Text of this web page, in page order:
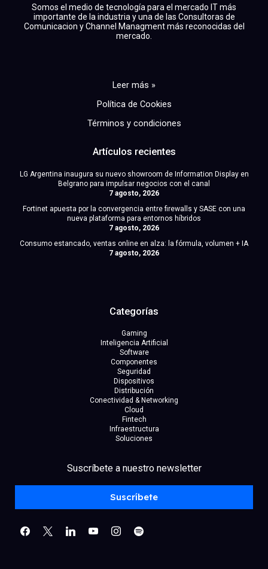
Somos el medio de tecnología para el mercado IT más
importante de la industria y una de las Consultoras de
Comunicacion y Channel Managment más reconocidas del
mercado.
Leer más »
Política de Cookies
Términos y condiciones
Artículos recientes
LG Argentina inaugura su nuevo showroom de Information Display en
Belgrano para impulsar negocios con el canal
7 agosto, 2026
Fortinet apuesta por la convergencia entre firewalls y SASE con una
nueva plataforma para entornos híbridos
7 agosto, 2026
Consumo estancado, ventas online en alza: la fórmula, volumen + IA
7 agosto, 2026
Categorías
Gaming
Inteligencia Artificial
Software
Componentes
Seguridad
Dispositivos
Distribución
Conectividad & Networking
Cloud
Fintech
Infraestructura
Soluciones
Suscríbete a nuestro newsletter
Suscríbete
linkedinyoutubeinstagram
spotify